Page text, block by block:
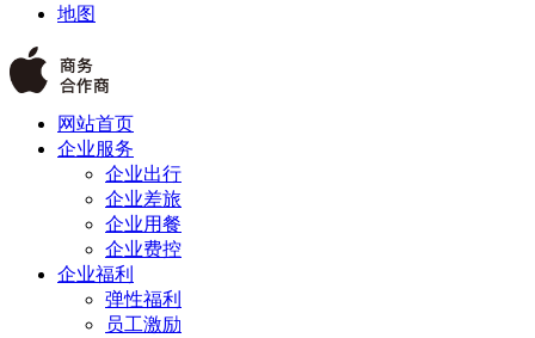
地图
网站首页
企业服务
企业出行
企业差旅
企业用餐
企业费控
企业福利
弹性福利
员工激励